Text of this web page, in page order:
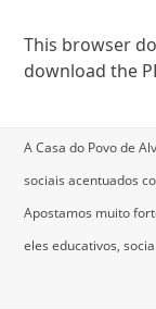
This browser
download the
A Casa do Povo de
sociais acentuados
Apostamos muito
eles educativos,